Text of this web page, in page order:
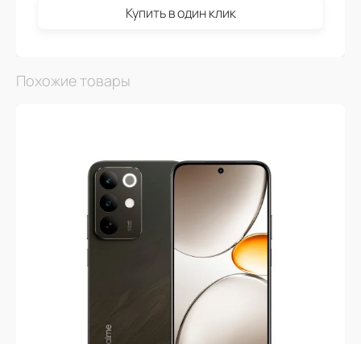
Купить в один клик
Похожие товары